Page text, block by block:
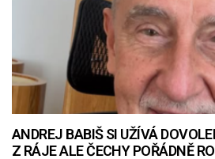
ANDREJ BABIŠ SI UŽÍVÁ
Z RÁJE ALE ČECHY POŘÁDNĚ